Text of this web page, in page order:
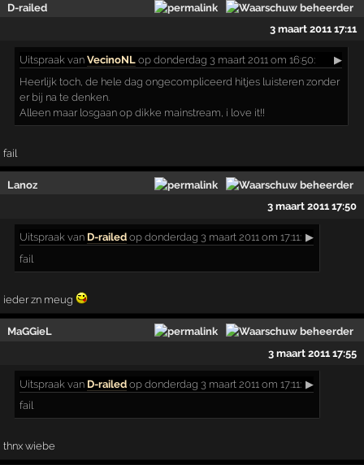
D-railed
3 maart 2011 17:11
Uitspraak vanVecinoNL op donderdag 3 maart 2011 om 16:50:
▶
Heerlijk toch, de hele dag ongecompliceerd hitjes luisteren zonder
er bij na te denken.
Alleen maar losgaan op dikke mainstream, i love it!!
fail
Lanoz
3 maart 2011 17:50
Uitspraak van D-railed op donderdag 3 maart 2011 om 17:11: ▶
fail
ieder zn meug
MaGGieL
3 maart 2011 17:55
Uitspraak van D-railed op donderdag 3 maart 2011 om 17:11: ▶
fail
thnx wiebe